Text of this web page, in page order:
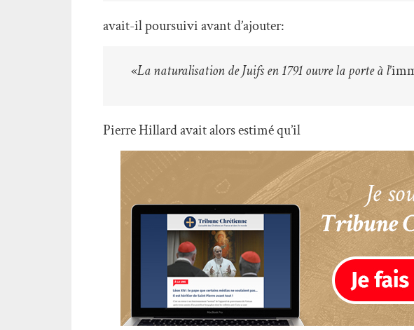
avait-il poursuivi avant d’ajouter:
«La naturalisation de Juifs en 1791 ouvre la porte à l
Pierre Hillard avait alors estimé qu’il